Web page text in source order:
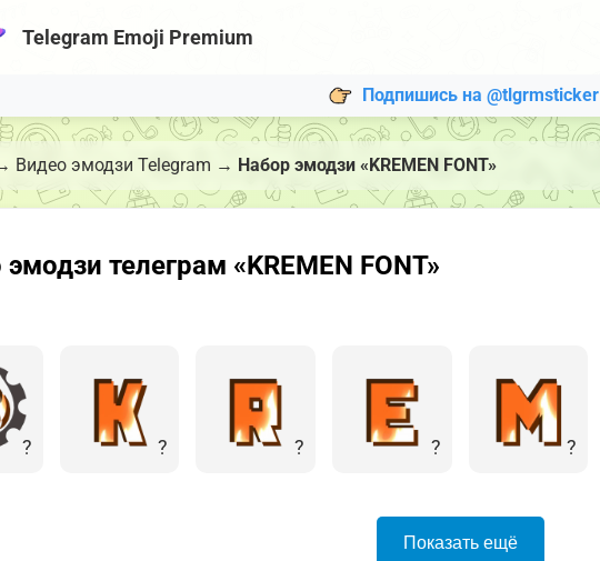
Telegram Emoji Premium
Подпишись на @tlgrmsticker
Видео эмодзи Telegram → Набор эмодзи «KREMEN FONT»
телеграм «KREMEN FONT»
? ? ? ? ?
Показать ещё